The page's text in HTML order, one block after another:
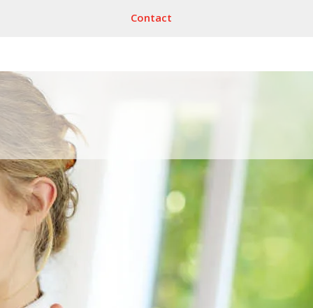
Contact
Reizen
Reisverzekering +
annuleringsverzekering